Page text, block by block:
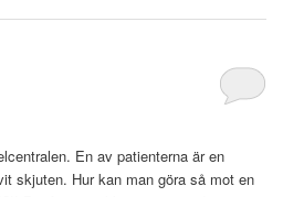
En av patienterna är en
skjuten. Hur kan man göra så mot en